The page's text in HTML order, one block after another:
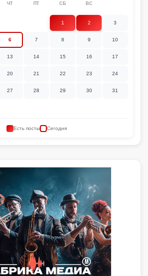
ЧТ ПТ СБ ВС
1 2 3
6 7 8 9 10
13 14 15 16 17
20 21 22 23 24
27 28 29 30 31
Есть посты Сегодня